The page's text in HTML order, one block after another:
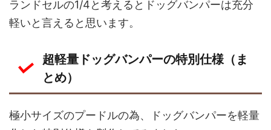
ランドセルの1/4と考えるとドッグバンパーは充分
軽いと言えると思います。
超軽量ドッグバンパーの特別仕様（ま
とめ）
極小サイズのプードルの為、ドッグバンパーを軽量